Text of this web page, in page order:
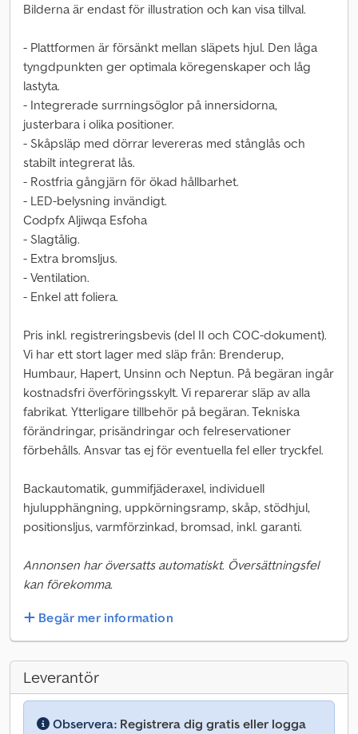
Bilderna är endast för illustration och kan visa tillval.
- Plattformen är försänkt mellan släpets hjul. Den låga
tyngdpunkten ger optimala köregenskaper och låg
lastyta.
- Integrerade surrningsöglor på innersidorna,
justerbara i olika positioner.
- Skåpsläp med dörrar levereras med stånglås och
stabilt integrerat lås.
- Rostfria gångjärn för ökad hållbarhet.
- LED-belysning invändigt.
Codpfx Aljiwqa Esfoha
- Slagtålig.
- Extra bromsljus.
- Ventilation.
- Enkel att foliera.
Pris inkl. registreringsbevis (del II och COC-dokument).
Vi har ett stort lager med släp från: Brenderup,
Humbaur, Hapert, Unsinn och Neptun. På begäran ingår
kostnadsfri överföringsskylt. Vi reparerar släp av alla
fabrikat. Ytterligare tillbehör på begäran. Tekniska
förändringar, prisändringar och felreservationer
förbehålls. Ansvar tas ej för eventuella fel eller tryckfel.
Backautomatik, gummifjäderaxel, individuell
hjulupphängning, uppkörningsramp, skåp, stödhjul,
positionsljus, varmförzinkad, bromsad, inkl. garanti.
Annonsen har översatts automatiskt. Översättningsfel
kan förekomma.
Begär mer information
Leverantör
Observera: Registrera dig gratis eller logga